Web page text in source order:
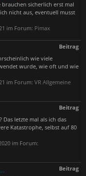
brauchen sicherlich erst mal
nicht aus, eventuell musst
im Forum: Pimax
Beitrag
wie viele
wurde, wie oft und wie
im Forum: VR Allgemeine
Beitrag
Das letzte mal als ich das
Katastrophe, selbst auf 80
im Forum:
Beitrag